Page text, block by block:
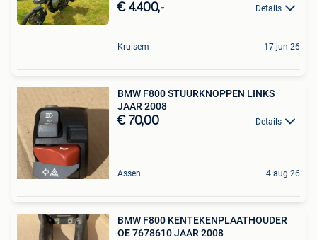
€ 4.400,- Details
Kruisem 17 jun 26
BMW F800 STUURKNOPPEN LINKS
JAAR 2008
€ 70,00 Details
Assen 4 aug 26
BMW F800 KENTEKENPLAATHOUDER
OE 7678610 JAAR 2008